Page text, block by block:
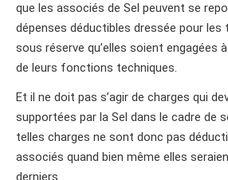
que les associés de Sel peuvent se
dépenses déductibles dressée pour les
sous réserve qu’elles soient engagées
de leurs fonctions techniques.
Et il ne doit pas s’agir de charges qui
supportées par la Sel dans le cadre de
telles charges ne sont donc pas
associés quand bien même elles
derniers.